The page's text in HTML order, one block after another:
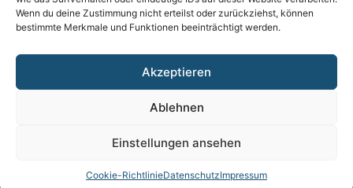
Wenn du deine Zustimmung nicht erteilst oder zurückziehst, können
bestimmte Merkmale und Funktionen beeinträchtigt werden.
Akzeptieren
Ablehnen
Einstellungen ansehen
Cookie-RichtlinieDatenschutzImpressum
E-Mail: info@tost.de
Montag – Donnerstag: 8:00 – 17:00 Uhr
Freitag: 8:00 – 15:00 Uhr
Datenschutz|AGB|Widerrufsbelehrung